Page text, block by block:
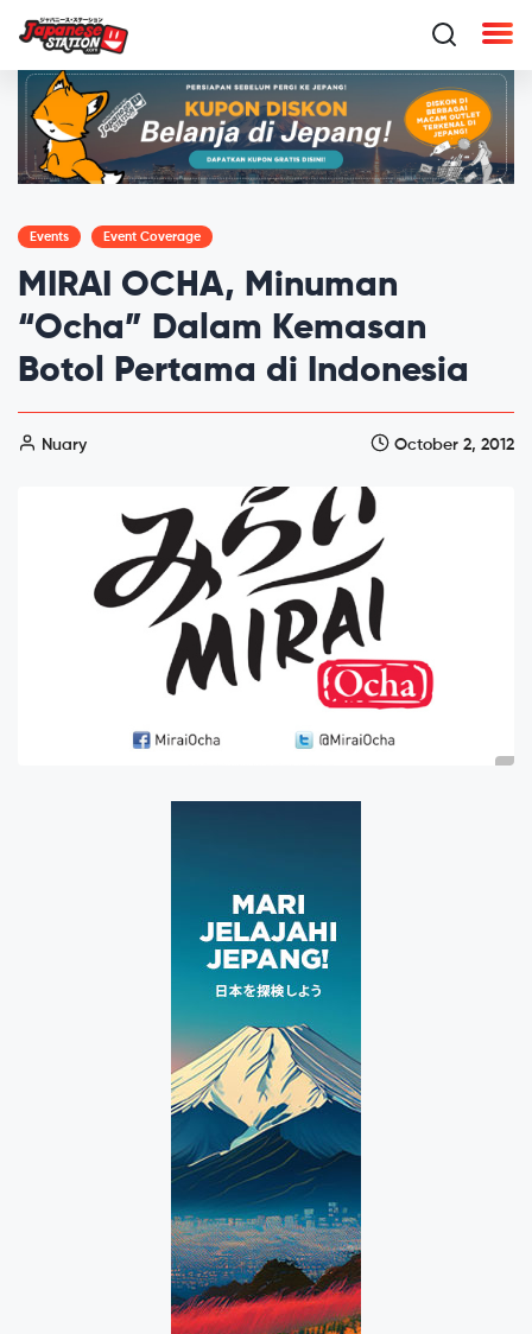
Events Event Coverage
MIRAI OCHA, Minuman
“Ocha” Dalam Kemasan
Botol Pertama di Indonesia
Nuary October 2, 2012